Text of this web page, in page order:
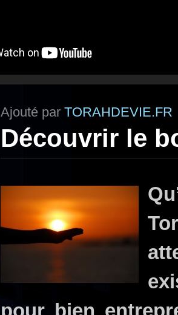
Ajouté par TORAHDEVIE.FR
Découvrir le